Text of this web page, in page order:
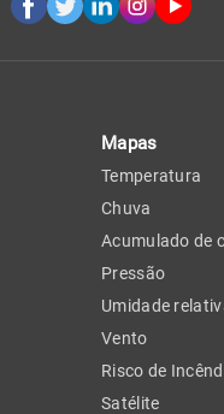
Mapas
Temperatura
Chuva
Acumulado de
Pressão
Umidade
Vento
Risco de
Satélite